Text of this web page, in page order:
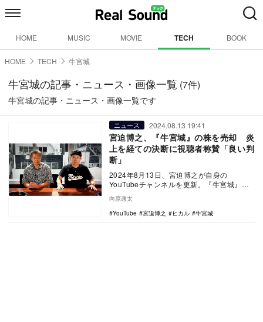
HOME MUSIC MOVIE TECH BOOK
HOME TECH 牛宮城
牛宮城の記事・ニュース・画像一覧 (7件)
牛宮城の記事・ニュース・画像一覧です
ニュース 2024.08.13 19:41
宮迫博之、『牛宮城』の株を売却 炎
上を経ての決断に視聴者称賛「良い判
断」
2024年8月13日、宮迫博之が自身の
YouTubeチャンネルを更新。『牛宮城』の
は宮迫が…
向原康太
YouTube
宮迫博之 ヒカル 牛宮城